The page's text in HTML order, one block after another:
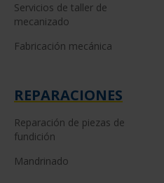
Servicios de taller de
mecanizado
Fabricación mecánica
REPARACIONES
Reparación de piezas de
fundición
Mandrinado